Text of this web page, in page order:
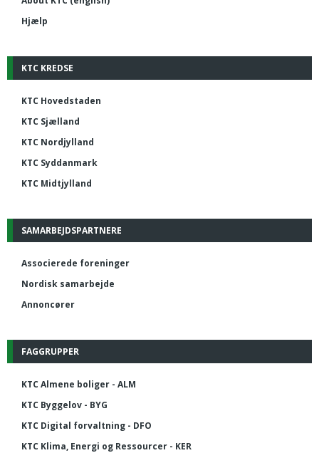
Hjælp
KTC KREDSE
KTC Hovedstaden
KTC Sjælland
KTC Nordjylland
KTC Syddanmark
KTC Midtjylland
SAMARBEJDSPARTNERE
Associerede foreninger
Nordisk samarbejde
Annoncører
FAGGRUPPER
KTC Almene boliger - ALM
KTC Byggelov - BYG
KTC Digital forvaltning - DFO
KTC Klima, Energi og Ressourcer - KER